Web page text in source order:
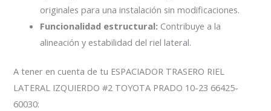
originales para una instalación sin modificaciones.
Funcionalidad estructural: Contribuye a la
alineación y estabilidad del riel lateral.
A tener en cuenta de tu ESPACIADOR TRASERO RIEL
LATERAL IZQUIERDO #2 TOYOTA PRADO 10-23 66425-
60030: